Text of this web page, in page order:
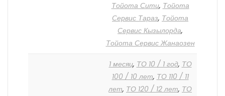
Тойота Сити, Тойота
Сервис Тараз, Тойота
Сервис Кызылорда,
Тойота Сервис Жанаозен
1 месяц, ТО 10 / 1 год, ТО
100 / 10 лет, ТО 110 / 11
лет, ТО 120 / 12 лет, ТО